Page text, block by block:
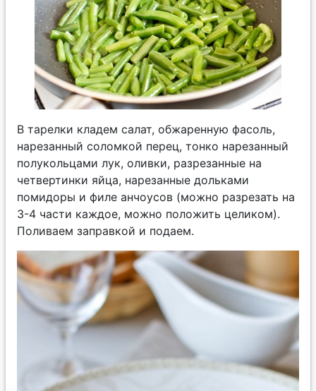
В тарелки кладем салат, обжаренную фасоль,
нарезанный соломкой перец, тонко нарезанный
полукольцами лук, оливки, разрезанные на
четвертинки яйца, нарезанные дольками
помидоры и филе анчоусов (можно разрезать на
3-4 части каждое, можно положить целиком).
Поливаем заправкой и подаем.